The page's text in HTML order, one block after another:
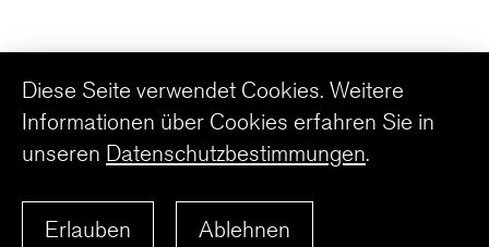
WWW.THECHAMPIONSBURGER.DE
ZURÜCK ZUR ÜBERSICHT
Erlauben Ablehnen
Diese Seite verwendet Cookies. Weitere
Informationen über Cookies erfahren Sie in
unseren Datenschutzbestimmungen.